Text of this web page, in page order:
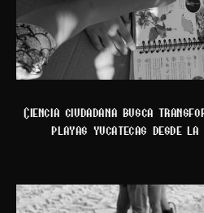
Ciencia ciudadana busca
playas yucatecas desde la